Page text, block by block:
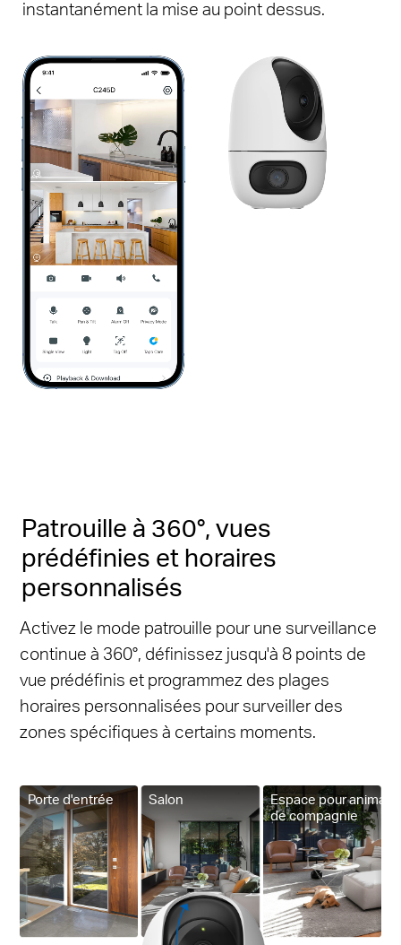
instantanément la mise au point dessus.
Patrouille à 360°, vues
prédéfinies et horaires
personnalisés
Activez le mode patrouille pour une surveillance
continue à 360°, définissez jusqu'à 8 points de
vue prédéfinis et programmez des plages
horaires personnalisées pour surveiller des
zones spécifiques à certains moments.
Porte d'entrée Salon
Espace pour animaux
de compagnie